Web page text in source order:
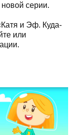
серии.
и Эф. Куда-
или